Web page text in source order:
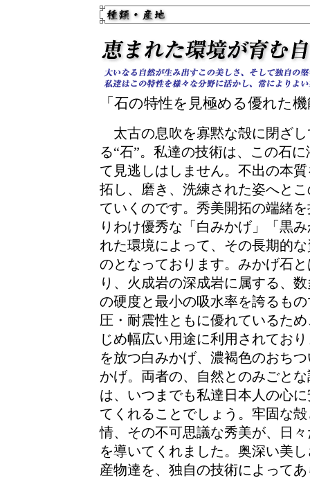
「石の特性を見極める優れた
太古の息吹を寡黙な殻に閉ざ
る“石”。私達の技術は、この石
て見逃しはしません。不出の本
拓し、磨き、洗練された姿へと
ていくのです。秀美開拓の端緒
りわけ優秀な「白みかげ」「黒
れた環境によって、その長期的
のとなっております。みかげ石
り、火成岩の深成岩に属する、
の硬度と最小の吸水率を誇るも
圧・耐震性ともに優れているた
じめ幅広い用途に利用されてお
を放つ白みかげ、濃褐色のおち
かげ。両者の、自然とのみごと
は、いつまでも私達日本人の心
てくれることでしょう。牢固な
情、その不可思議な秀美が、日
を導いてくれました。奥深い美
産物達を、独自の技術によって